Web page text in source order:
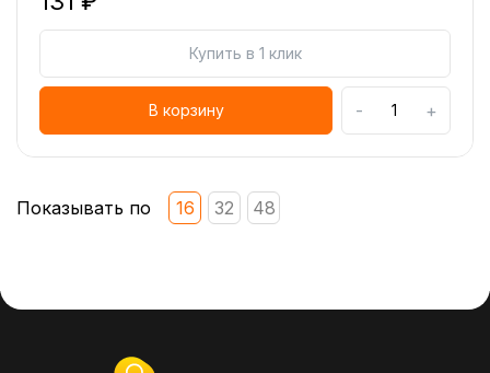
Купить в 1 клик
В корзину - +
Показывать по 16 32 48